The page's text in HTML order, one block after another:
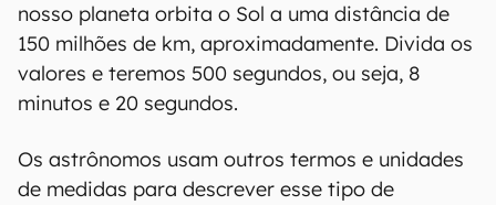
nosso planeta orbita o Sol a uma distância de
150 milhões de km, aproximadamente. Divida os
valores e teremos 500 segundos, ou seja, 8
minutos e 20 segundos.
Os astrônomos usam outros termos e unidades
de medidas para descrever esse tipo de